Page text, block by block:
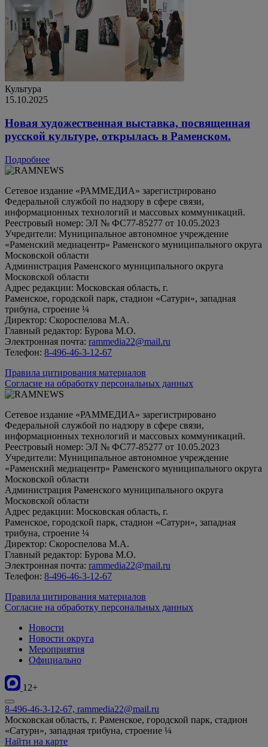
Культура
15.10.2025
Новая художественная выставка, посвященная
русской культуре, открылась в Раменском.
Подробнее
Сетевое издание «РАММЕДИА» зарегистрировано
Федеральной службой по надзору в сфере связи,
информационных технологий и массовых коммуникаций.
Реестровый номер: ЭЛ № ФС77-85277 от 10.05.2023
Учредители: Муниципальное автономное учреждение
«Раменский медиацентр» Раменского муниципального округа
Московской области
Администрация Раменского муниципального округа
Московской области
Адрес редакции: Московская область, г.
Раменское, городской парк, стадион «Сатурн», западная
трибуна, строение ¼
Директор: Скороспелова М.А.
Главный редактор: Бурова М.О.
Электронная почта: rammedia22@mail.ru
Телефон: 8-496-46-3-12-67
Правила цитирования материалов
Согласие на обработку персональных данных
Сетевое издание «РАММЕДИА» зарегистрировано
Федеральной службой по надзору в сфере связи,
информационных технологий и массовых коммуникаций.
Реестровый номер: ЭЛ № ФС77-85277 от 10.05.2023
Учредители: Муниципальное автономное учреждение
«Раменский медиацентр» Раменского муниципального округа
Московской области
Администрация Раменского муниципального округа
Московской области
Адрес редакции: Московская область, г.
Раменское, городской парк, стадион «Сатурн», западная
трибуна, строение ¼
Директор: Скороспелова М.А.
Главный редактор: Бурова М.О.
Электронная почта: rammedia22@mail.ru
Телефон: 8-496-46-3-12-67
Правила цитирования материалов
Согласие на обработку персональных данных
Новости
Новости округа
Мероприятия
Официально
12+
8-496-46-3-12-67, rammedia22@mail.ru
Московская область, г. Раменское, городской парк, стадион
«Сатурн», западная трибуна, строение ¼
Найти на карте